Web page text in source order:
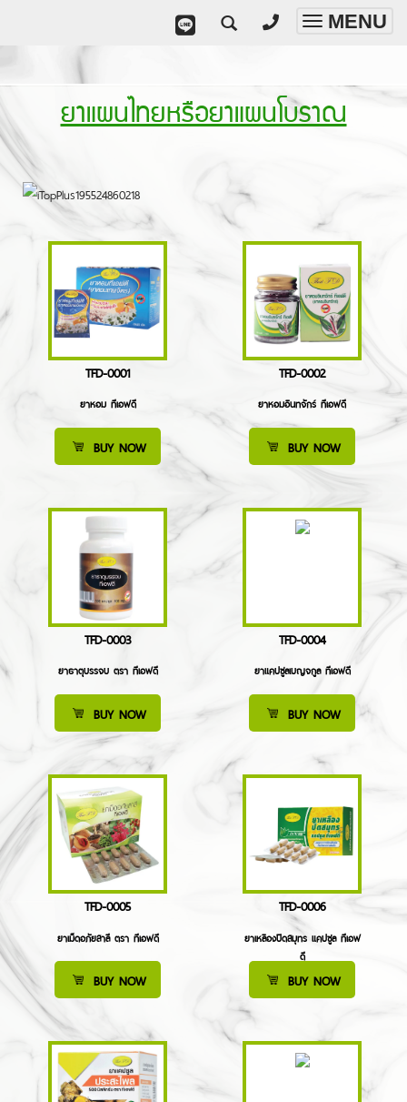
Toggle
MENU
ยาแผนไทยหรือยาแผนโบราณ
TFD-0001
ยาหอม ทีเอฟดี
BUY NOW
TFD-0002
ยาหอมอินทจักร์ ทีเอฟดี
BUY NOW
TFD-0003
ยาธาตุบรรจบ ตรา ทีเอฟดี
BUY NOW
TFD-0004
ยาแคปซูลเบญจกูล ทีเอฟดี
BUY NOW
TFD-0005
ยาเม็ดอภัยสาลี ตรา ทีเอฟดี
BUY NOW
TFD-0006
ยาเหลืองปิดสมุทร แคปซูล ทีเอฟ
ดี
BUY NOW